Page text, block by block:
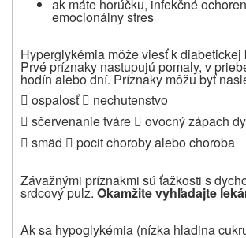
ak máte horúčku, infekčné
emocionálny stres
Hyperglykémia môže viesť k diabetickej
Prvé príznaky nastupujú pomaly, v
hodín alebo dní. Príznaky môžu byť
 ospalosť  nechutenstvo
 sčervenanie tváre  ovocný zápach
 smäd  pocit choroby alebo choroba
Závažnými príznakmi sú ťažkosti s
srdcový pulz. Okamžite vyhľadajte
Ak sa hypoglykémia (nízka hladina